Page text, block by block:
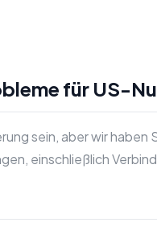
für US-
sein, aber wir haben
einschließlich